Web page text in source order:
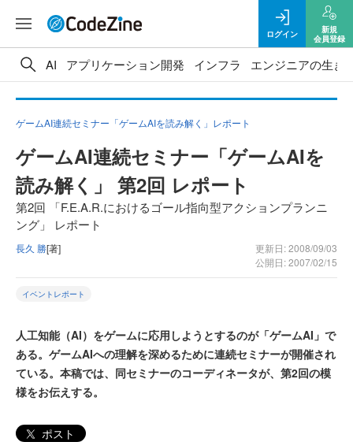
ログイン
新規
会員登録
AI アプリケーション開発 インフラ エンジニアの生き
ゲームAI連続セミナー「ゲームAIを読み解く」レポート
ゲームAI連続セミナー「ゲームAIを
読み解く」 第2回 レポート
第2回 「F.E.A.R.におけるゴール指向型アクションプランニ
ング」 レポート
長久 勝[著]
更新日: 2008/09/03
公開日: 2007/02/15
イベントレポート
人工知能（AI）をゲームに応用しようとするのが「ゲームAI」で
ある。ゲームAIへの理解を深めるために連続セミナーが開催され
ている。本稿では、同セミナーのコーディネータが、第2回の模
様をお伝えする。
ポスト